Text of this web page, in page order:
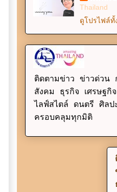
Thailand
ดูโปรไฟล์
ติดตามข่าว ข่าวด่วน
สังคม ธุรกิจ เศรษฐกิ
ไลฟ์สไตล์ ดนตรี ศิลป
ครอบคลุมทุกมิติ